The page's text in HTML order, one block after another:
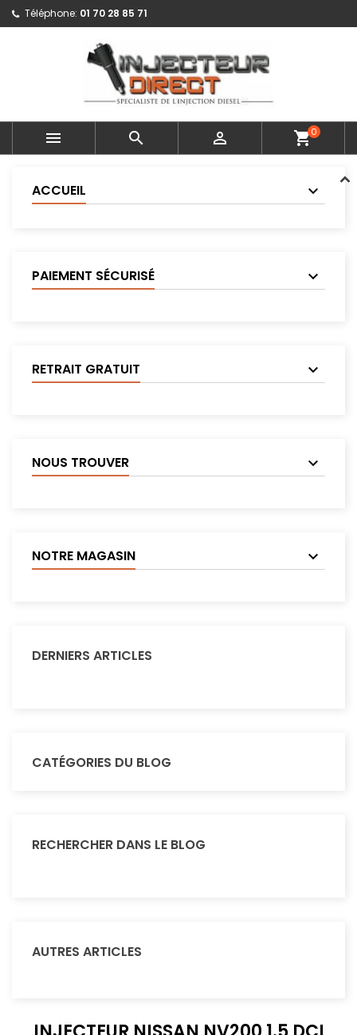
Téléphone: 01 70 28 85 71
   shopping_cart0
ACCUEIL
PAIEMENT SÉCURISÉ
RETRAIT GRATUIT
NOUS TROUVER
NOTRE MAGASIN
DERNIERS ARTICLES
CATÉGORIES DU BLOG
RECHERCHER DANS LE BLOG
AUTRES ARTICLES